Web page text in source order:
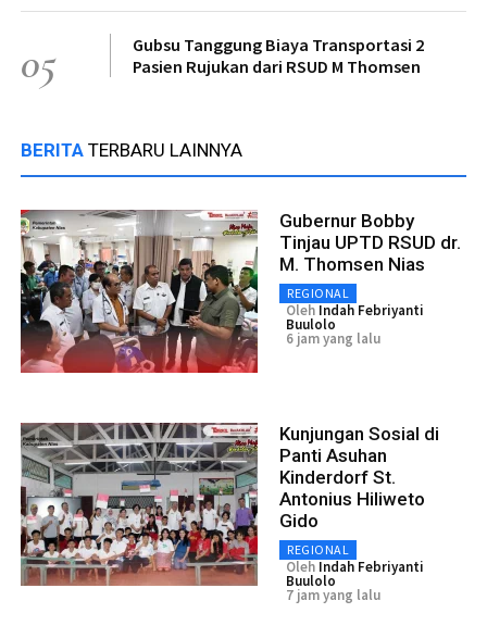
05
Gubsu Tanggung Biaya Transportasi 2
Pasien Rujukan dari RSUD M Thomsen
BERITA TERBARU LAINNYA
Gubernur Bobby
Tinjau UPTD RSUD dr.
M. Thomsen Nias
REGIONAL
Oleh Indah Febriyanti
Buulolo
6 jam yang lalu
Kunjungan Sosial di
Panti Asuhan
Kinderdorf St.
Antonius Hiliweto
Gido
REGIONAL
Oleh Indah Febriyanti
Buulolo
7 jam yang lalu